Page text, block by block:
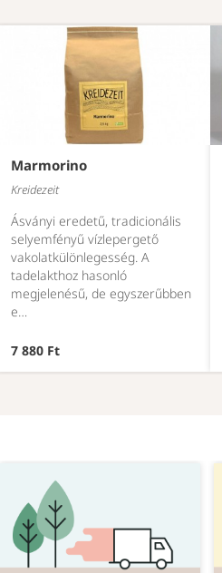
Marmorino
Kreidezeit
Ásványi eredetű, tradicionális
selyemfényű vízlepergető
vakolatkülönlegesség. A
tadelakthoz hasonló
megjelenésű, de egyszerűbben
e…
7 880 Ft